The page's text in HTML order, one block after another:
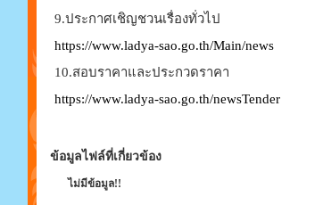
9.ประกาศเชิญชวนเรื่องทั่วไป
https://www.ladya-sao.go.th/Main/news
10.สอบราคาและประกวดราคา
https://www.ladya-sao.go.th/newsTender
ข้อมูลไฟล์ที่เกี่ยวข้อง
ไม่มีข้อมูล!!